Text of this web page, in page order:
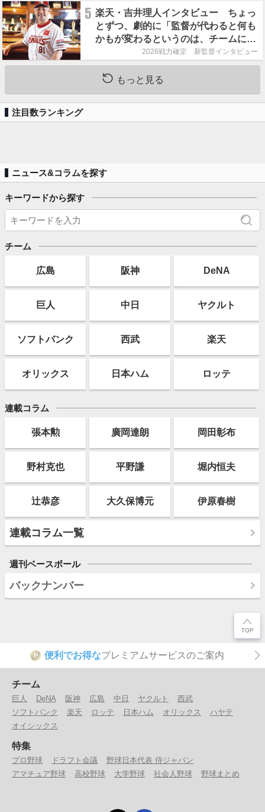
5 楽天・吉井理人インタビュー ちょっ
とずつ、劇的に「監督が代わると何も
かもが変わるというのは、チームにと
って良くないことなんです」
2026戦力確定 新監督インタビュー
もっと見る
注目数ランキング
ニュース&コラムを探す
キーワードから探す
チーム
広島 阪神 DeNA
巨人 中日 ヤクルト
ソフトバンク 西武 楽天
オリックス 日本ハム ロッテ
連載コラム
張本勲 廣岡達朗 岡田彰布
野村克也 平野謙 堀内恒夫
辻恭彦 大久保博元 伊原春樹
連載コラム一覧
週刊ベースボール
バックナンバー
P 便利でお得なプレミアムサービスのご案内
チーム
巨人 DeNA 阪神 広島 中日 ヤクルト
西武
ソフトバンク
楽天 ロッテ 日本ハム オリックス
ハヤテ
オイシックス
特集
プロ野球 ドラフト会議
野球日本代表 侍ジャパン
アマチュア野球
高校野球 大学野球 社会人野球 野球まとめ